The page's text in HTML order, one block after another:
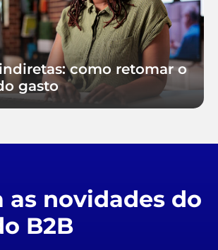
como retomar o
gasto
as novidades do
B2B